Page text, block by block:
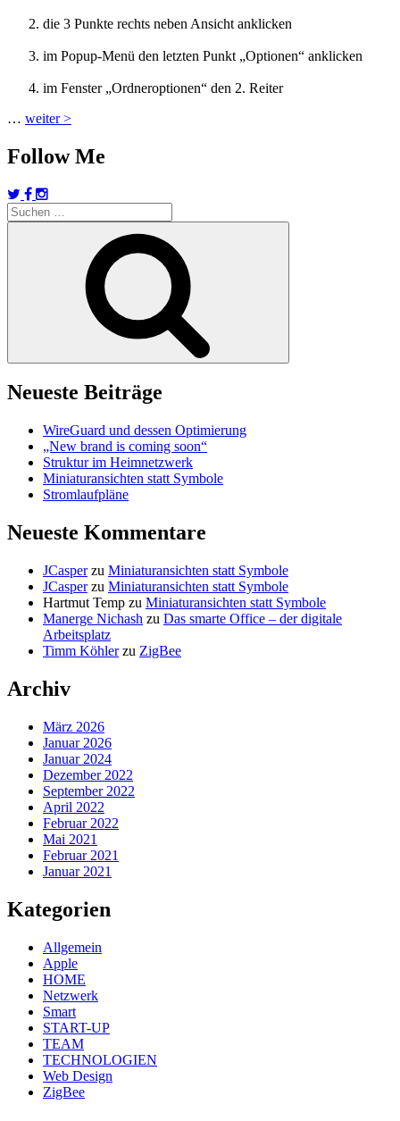
die 3 Punkte rechts neben Ansicht anklicken
im Popup-Menü den letzten Punkt „Optionen“ anklicken
im Fenster „Ordneroptionen“ den 2. Reiter
… weiter >
Follow Me
Suchen
nach:
Neueste Beiträge
WireGuard und dessen Optimierung
„New brand is coming soon“
Struktur im Heimnetzwerk
Miniaturansichten statt Symbole
Stromlaufpläne
Neueste Kommentare
JCasperzu Miniaturansichten statt Symbole
JCasperzu Miniaturansichten statt Symbole
Hartmut Temp zu Miniaturansichten statt Symbole
Manerge Nichash zu Das smarte Office – der digitale
Arbeitsplatz
Timm Köhlerzu ZigBee
Archiv
März 2026
Januar 2026
Januar 2024
Dezember 2022
September 2022
April 2022
Februar 2022
Mai 2021
Februar 2021
Januar 2021
Kategorien
Allgemein
Apple
HOME
Netzwerk
Smart
START-UP
TEAM
TECHNOLOGIEN
Web Design
ZigBee